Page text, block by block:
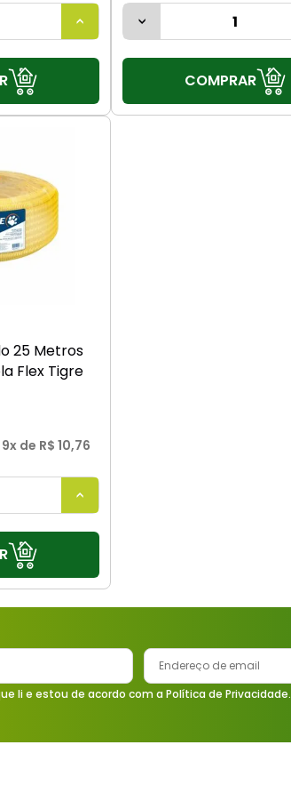
COMPRAR
25 Metros
Flex Tigre
9x de R$ 10,76
li e estou de acordo com a Política de Privacidade.